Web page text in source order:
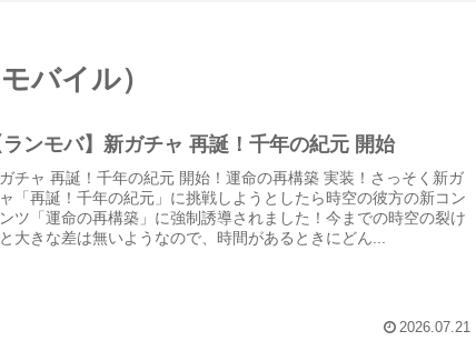
バイル）
ランモバ】新ガチャ 再誕！千年の紀元 開始
チャ 再誕！千年の紀元 開始！運命の再構築 実装！さっそく新ガ
「再誕！千年の紀元」に挑戦しようとしたら時空の彼方の新コン
ツ「運命の再構築」に強制誘導されました！今までの時空の裂け
大きな差は無いようなので、時間があるときにどん...
2026.07.21